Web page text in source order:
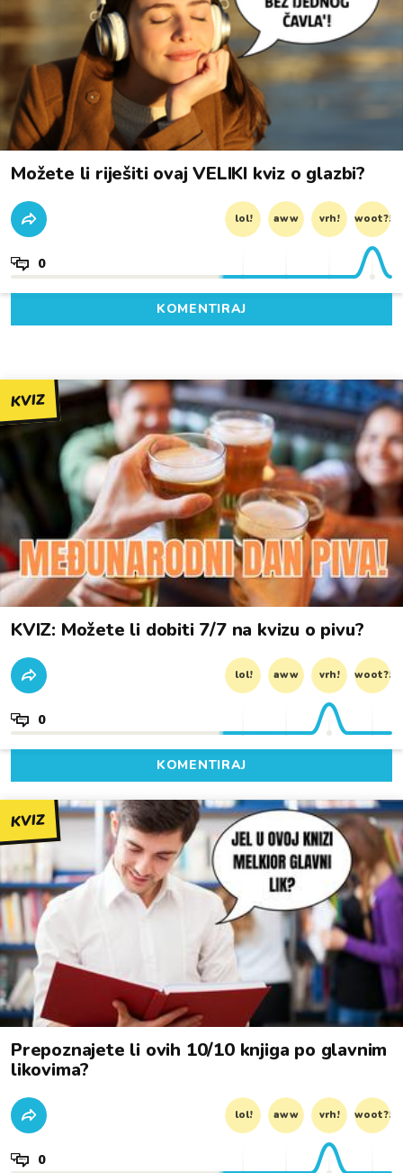
Možete li riješiti ovaj VELIKI kviz o glazbi?
lol! aww vrh! woot?!
0
KOMENTIRAJ
KVIZ
KVIZ: Možete li dobiti 7/7 na kvizu o pivu?
lol! aww vrh! woot?!
0
KOMENTIRAJ
KVIZ
Prepoznajete li ovih 10/10 knjiga po glavnim
likovima?
lol! aww vrh! woot?!
0